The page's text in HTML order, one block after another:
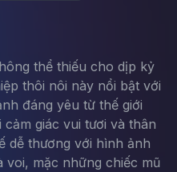
thể thiếu cho dịp kỷ
thôi nôi này nổi bật với
đáng yêu từ thế giới
giác vui tươi và thân
dễ thương với hình ảnh
mặc những chiếc mũ